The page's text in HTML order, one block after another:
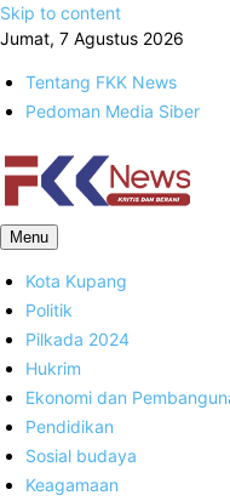
Skip to content
Jumat, 7 Agustus 2026
Tentang FKK News
Pedoman Media Siber
FKK News
Menu
Kota Kupang
Politik
Pilkada 2024
Hukrim
Ekonomi dan
Pendidikan
Sosial budaya
Keagamaan